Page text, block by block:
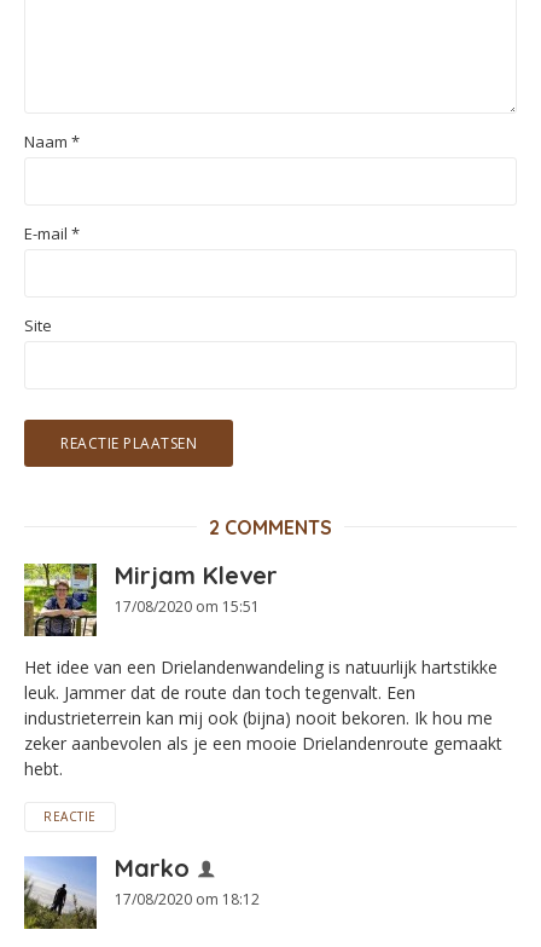
Naam *
E-mail *
Site
2 COMMENTS
Mirjam Klever
17/08/2020 om 15:51
Het idee van een Drielandenwandeling is natuurlijk hartstikke
leuk. Jammer dat de route dan toch tegenvalt. Een
industrieterrein kan mij ook (bijna) nooit bekoren. Ik hou me
zeker aanbevolen als je een mooie Drielandenroute gemaakt
hebt.
REACTIE
Marko
17/08/2020 om 18:12